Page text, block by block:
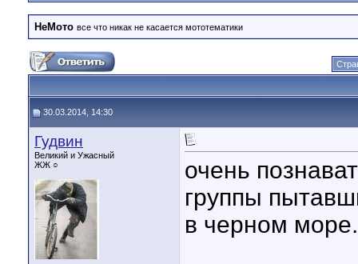
НеМото все что никак не касается мототематики
30.03.2014, 14:30
Гудвин
Великий и Ужасный
ЖЖ ○
очень
группы
в черном море.